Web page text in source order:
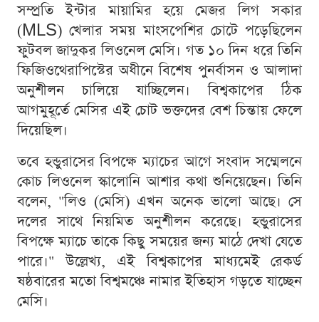
সম্প্রতি ইন্টার মায়ামির হয়ে মেজর লিগ সকার
(MLS) খেলার সময় মাংসপেশির চোটে পড়েছিলেন
ফুটবল জাদুকর লিওনেল মেসি। গত ১০ দিন ধরে তিনি
ফিজিওথেরাপিস্টের অধীনে বিশেষ পুনর্বাসন ও আলাদা
অনুশীলন চালিয়ে যাচ্ছিলেন। বিশ্বকাপের ঠিক
আগমুহূর্তে মেসির এই চোট ভক্তদের বেশ চিন্তায় ফেলে
দিয়েছিল।
তবে হন্ডুরাসের বিপক্ষে ম্যাচের আগে সংবাদ সম্মেলনে
কোচ লিওনেল স্কালোনি আশার কথা শুনিয়েছেন। তিনি
বলেন, "লিও (মেসি) এখন অনেক ভালো আছে। সে
দলের সাথে নিয়মিত অনুশীলন করেছে। হন্ডুরাসের
বিপক্ষে ম্যাচে তাকে কিছু সময়ের জন্য মাঠে দেখা যেতে
পারে।" উল্লেখ্য, এই বিশ্বকাপের মাধ্যমেই রেকর্ড
ষষ্ঠবারের মতো বিশ্বমঞ্চে নামার ইতিহাস গড়তে যাচ্ছেন
মেসি।